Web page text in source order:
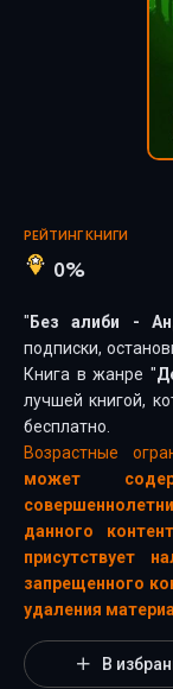
РЕЙТИНГ КНИГИ
0%
" Без алиби -
подписки,
Книга в жанре "
лучшей книгой,
бесплатно.
Возрастные
может
данного
присутствует
запрещенного
удаления
В